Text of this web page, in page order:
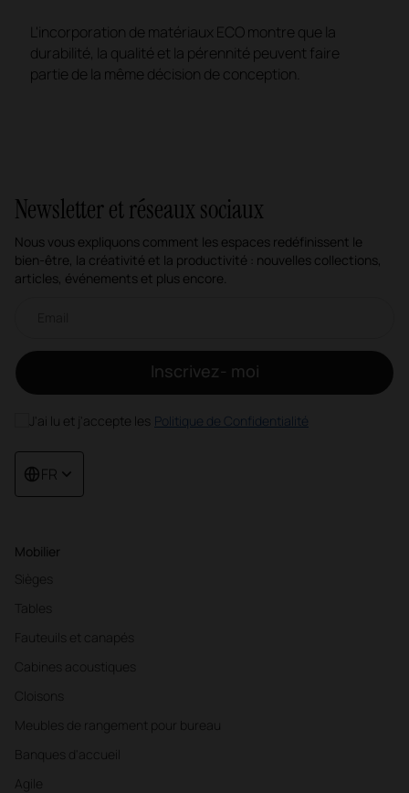
L'incorporation de matériaux ECO montre que la
durabilité, la qualité et la pérennité peuvent faire
partie de la même décision de conception.
Mobilier
Sièges
Tables
Fauteuils et canapés
Cabines acoustiques
Cloisons
Meubles de rangement pour bureau
Banques d'accueil
Agile
Newsletter et réseaux sociaux
Nous vous expliquons comment les espaces redéfinissent le
bien-être, la créativité et la productivité : nouvelles collections,
articles, événements et plus encore.
Inscrivez- moi
J'ai lu et j'accepte les Politique de Confidentialité
FR